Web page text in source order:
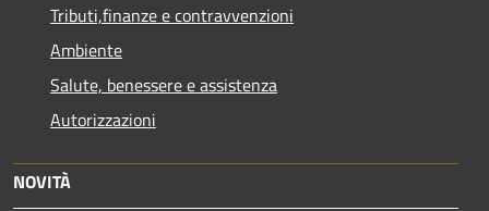
Tributi,finanze e contravvenzioni
Ambiente
Salute, benessere e assistenza
Autorizzazioni
NOVITÀ